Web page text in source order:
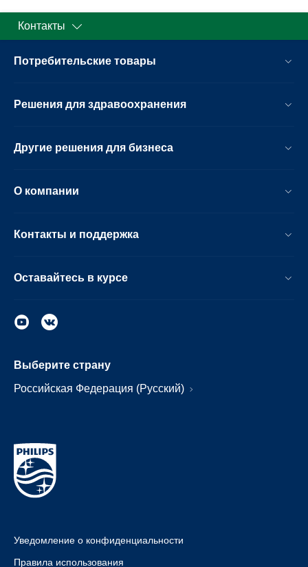
Контакты
Потребительские товары
Решения для здравоохранения
Другие решения для бизнеса
О компании
Контакты и поддержка
Оставайтесь в курсе
Выберите страну
Российская Федерация (Русский)
Уведомление о конфиденциальности
Правила использования